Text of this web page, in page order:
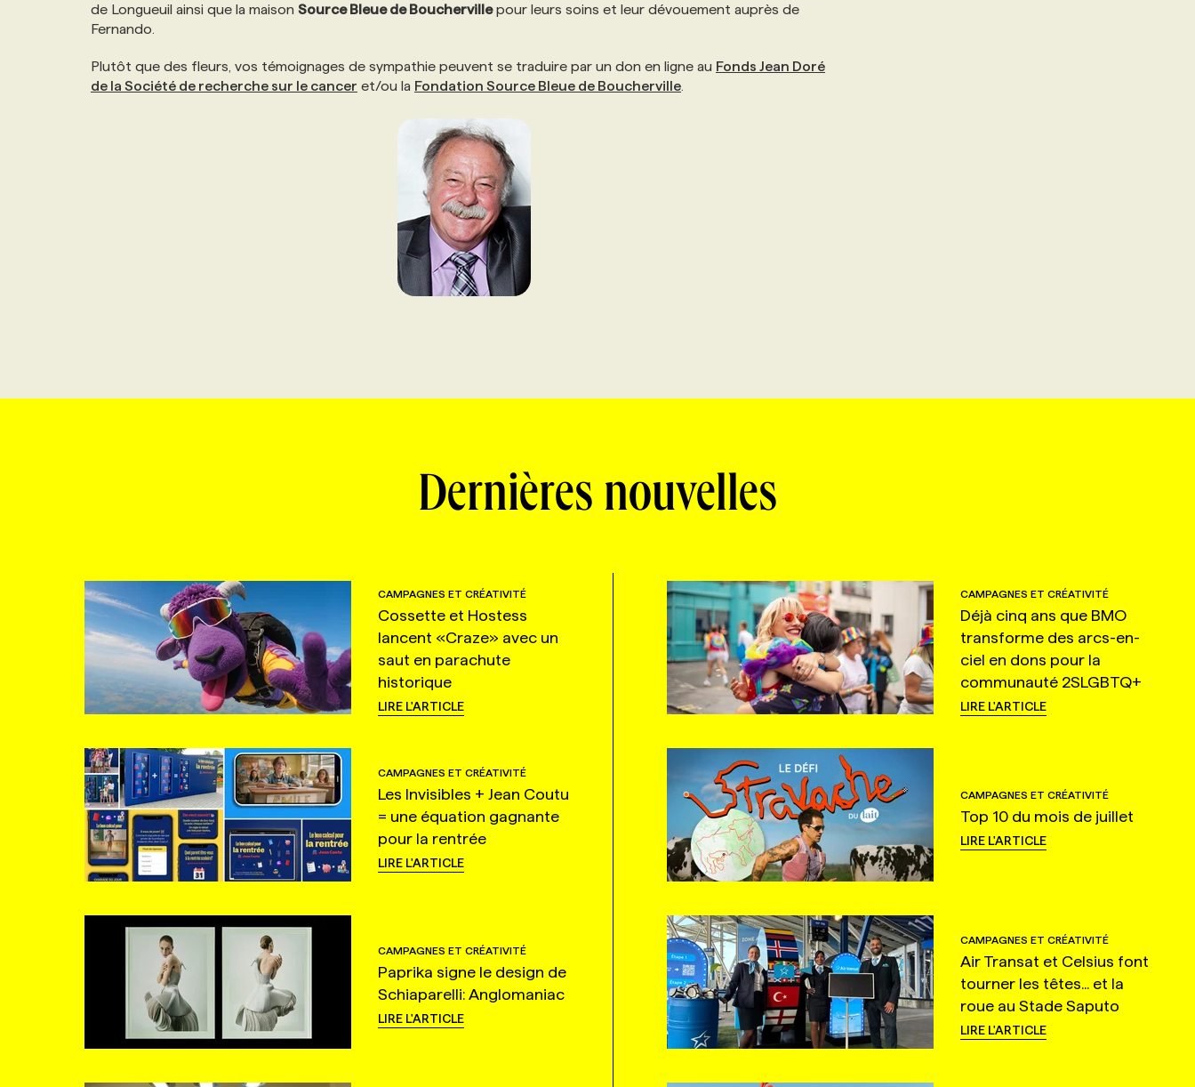
ANNONCEZ AVEC NOUS
de Longueuil ainsi que la maison Source Bleue de Bouchervillepour leurs soins et leur dévouement auprès de
Fernando.
Plutôt que des fleurs, vos témoignages de sympathie peuvent se traduire par un don en ligne au Fonds Jean Doré
de la Société de recherche sur le cancer et/ou la Fondation Source Bleue de Boucherville
Dernières nouvelles
CAMPAGNES ET CRÉATIVITÉ
Cossette et Hostess
lancent «Craze» avec un
saut en parachute
historique
LIRE L'ARTICLE
CAMPAGNES ET CRÉATIVITÉ
Déjà cinq ans que BMO
transforme des arcs-en-
ciel en dons pour la
communauté 2SLGBTQ+
LIRE L'ARTICLE
CAMPAGNES ET CRÉATIVITÉ
Les Invisibles + Jean Coutu
= une équation gagnante
pour la rentrée
LIRE L'ARTICLE
CAMPAGNES ET CRÉATIVITÉ
Top 10 du mois de juillet
LIRE L'ARTICLE
CAMPAGNES ET CRÉATIVITÉ
Paprika signe le design de
Schiaparelli: Anglomaniac
LIRE L'ARTICLE
CAMPAGNES ET CRÉATIVITÉ
Air Transat et Celsius font
tourner les têtes... et la
roue au Stade Saputo
LIRE L'ARTICLE